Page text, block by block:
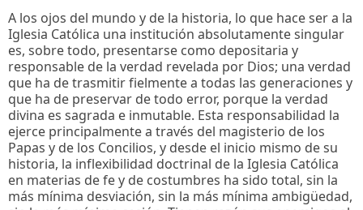
A los ojos del mundo y de la historia, lo que hace ser a la
Iglesia Católica una institución absolutamente singular
es, sobre todo, presentarse como depositaria y
responsable de la verdad revelada por Dios; una verdad
que ha de trasmitir fielmente a todas las generaciones y
que ha de preservar de todo error, porque la verdad
divina es sagrada e inmutable. Esta responsabilidad la
ejerce principalmente a través del magisterio de los
Papas y de los Concilios, y desde el inicio mismo de su
historia, la inflexibilidad doctrinal de la Iglesia Católica
en materias de fe y de costumbres ha sido total, sin la
más mínima desviación, sin la más mínima ambigüedad,